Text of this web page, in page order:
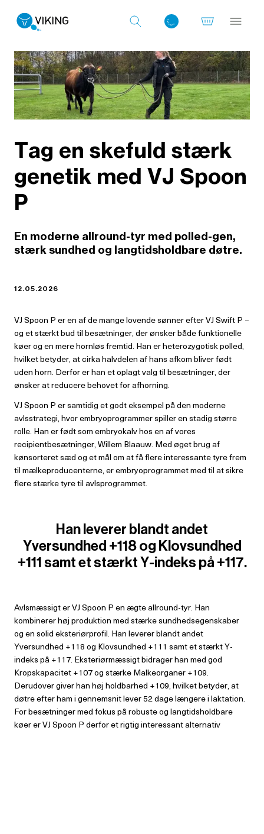
Log ind med det samme
Tag en skefuld stærk
genetik med VJ Spoon
P
En moderne allround-tyr med polled-gen,
stærk sundhed og langtidsholdbare døtre.
12.05.2026
VJ Spoon P er en af de mange lovende sønner efter VJ Swift P –
og et stærkt bud til besætninger, der ønsker både funktionelle
køer og en mere hornløs fremtid. Han er heterozygotisk polled,
hvilket betyder, at cirka halvdelen af hans afkom bliver født
uden horn. Derfor er han et oplagt valg til besætninger, der
ønsker at reducere behovet for afhorning.
VJ Spoon P er samtidig et godt eksempel på den moderne
avlsstrategi, hvor embryoprogrammer spiller en stadig større
rolle. Han er født som embryokalv hos en af vores
recipientbesætninger, Willem Blaauw. Med øget brug af
kønsorteret sæd og et mål om at få flere interessante tyre frem
til mælkeproducenterne, er embryoprogrammet med til at sikre
flere stærke tyre til avlsprogrammet.
Han leverer blandt andet
Yversundhed +118 og Klovsundhed
+111 samt et stærkt Y-indeks på +117.
Avlsmæssigt er VJ Spoon P en ægte allround-tyr. Han
kombinerer høj produktion med stærke sundhedsegenskaber
og en solid eksteriørprofil. Han leverer blandt andet
Yversundhed +118 og Klovsundhed +111 samt et stærkt Y-
indeks på +117. Eksteriørmæssigt bidrager han med god
Kropskapacitet +107 og stærke Malkeorganer +109.
Derudover giver han høj holdbarhed +109, hvilket betyder, at
døtre efter ham i gennemsnit lever 52 dage længere i laktation.
For besætninger med fokus på robuste og langtidsholdbare
køer er VJ Spoon P derfor et rigtig interessant alternativ